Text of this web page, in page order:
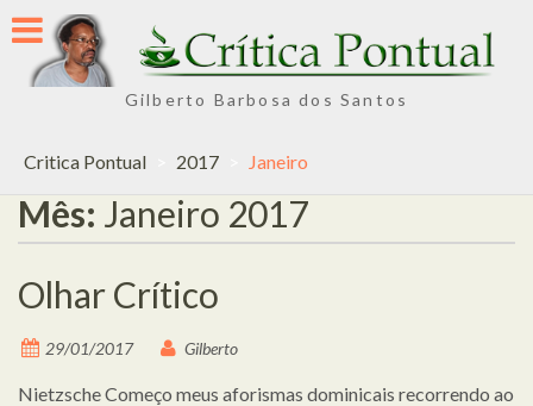
Skip
to
content
Gilberto Barbosa dos Santos
Critica Pontual 2017 Janeiro
Mês: Janeiro 2017
Olhar Crítico
29/01/2017 Gilberto
Nietzsche Começo meus aforismas dominicais recorrendo ao